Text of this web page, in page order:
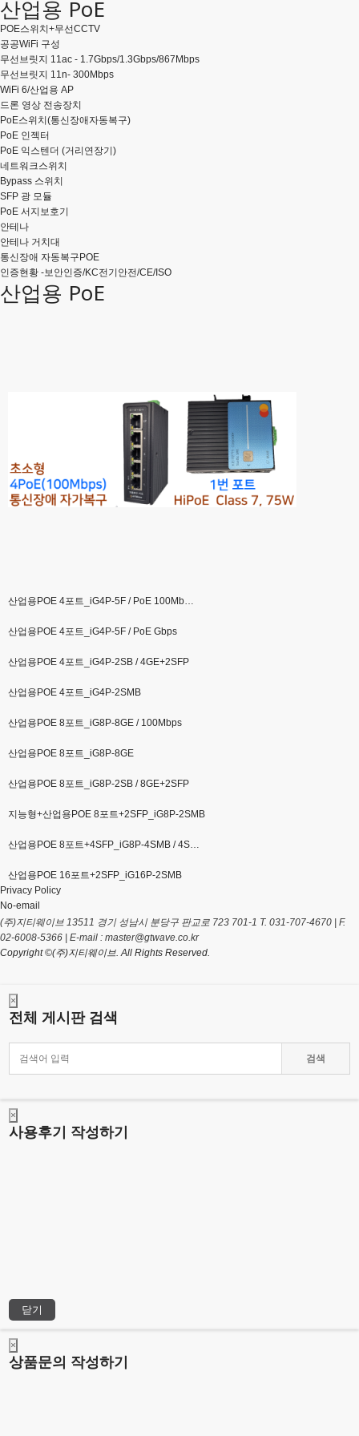
산업용 PoE
POE스위치+무선CCTV
공공WiFi 구성
무선브릿지 11ac - 1.7Gbps/1.3Gbps/867Mbps
무선브릿지 11n- 300Mbps
WiFi 6/산업용 AP
드론 영상 전송장치
PoE스위치(통신장애자동복구)
PoE 인젝터
PoE 익스텐더 (거리연장기)
네트워크스위치
Bypass 스위치
SFP 광 모듈
PoE 서지보호기
안테나
안테나 거치대
통신장애 자동복구POE
인증현황 -보안인증/KC전기안전/CE/ISO
산업용 PoE
산업용POE 4포트_iG4P-5F / PoE 100Mb…
산업용POE 4포트_iG4P-5F / PoE Gbps
산업용POE 4포트_iG4P-2SB / 4GE+2SFP
산업용POE 4포트_iG4P-2SMB
산업용POE 8포트_iG8P-8GE / 100Mbps
산업용POE 8포트_iG8P-8GE
산업용POE 8포트_iG8P-2SB / 8GE+2SFP
지능형+산업용POE 8포트+2SFP_iG8P-2SMB
산업용POE 8포트+4SFP_iG8P-4SMB / 4S…
산업용POE 16포트+2SFP_iG16P-2SMB
Privacy Policy
No-email
(주)지티웨이브 13511 경기 성남시 분당구 판교로 723 701-1 T. 031-707-4670 | F.
02-6008-5366 | E-mail : master@gtwave.co.kr
Copyright ©(주)지티웨이브. All Rights Reserved.
×
전체 게시판 검색
검색
×
사용후기 작성하기
닫기
×
상품문의 작성하기